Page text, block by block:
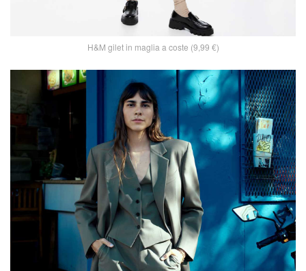
H&M gilet in maglia a coste (9,99 €)